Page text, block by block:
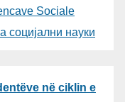
Sociale
науки
në ciklin e